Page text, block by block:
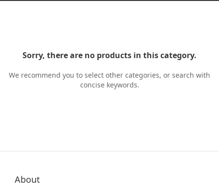
Sorry, there are no products in this category.
We recommend you to select other categories, or search with
concise keywords.
About